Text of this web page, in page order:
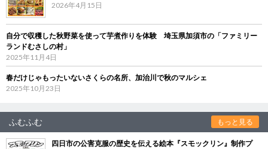
2026年4月15日
自分で収穫した秋野菜を使って芋煮作りを体験 埼玉県加須市の「ファミリー
ランドむさしの村」
2025年11月4日
春だけじゃもったいないさくらの名所、加治川で秋のマルシェ
2025年10月23日
ふむふむ もっと見る
四日市の公害克服の歴史を伝える絵本『スモックリン』制作プ